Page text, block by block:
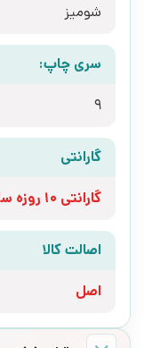
شومیز
سری چاپ:
9
گارانتی
گارانتی 10 روزه سلامت فیزیکی کتاب
اصالت کالا
اصل